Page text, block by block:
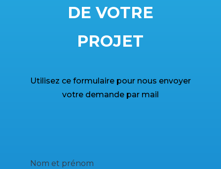
DE VOTRE
PROJET
Utilisez ce formulaire pour nous envoyer
votre demande par mail